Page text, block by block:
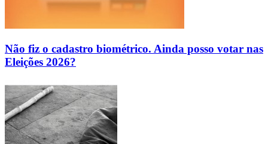
Não fiz o cadastro biométrico. Ainda posso votar nas
Eleições 2026?